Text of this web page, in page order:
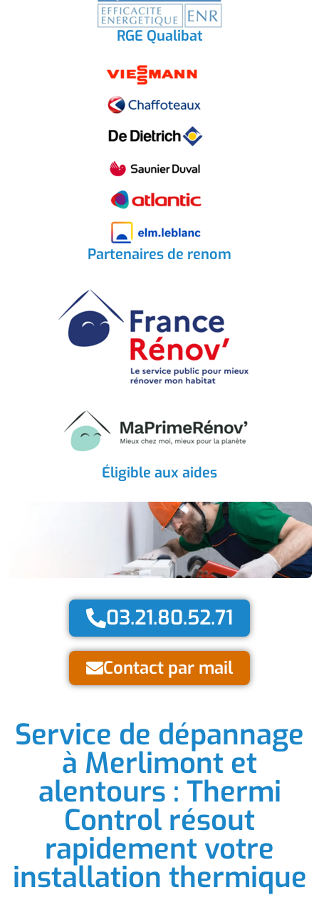
RGE Qualibat
Partenaires de renom
Éligible aux aides
03.21.80.52.71
Contact par mail
Service de dépannage
à Merlimont et
alentours : Thermi
Control résout
rapidement votre
installation thermique